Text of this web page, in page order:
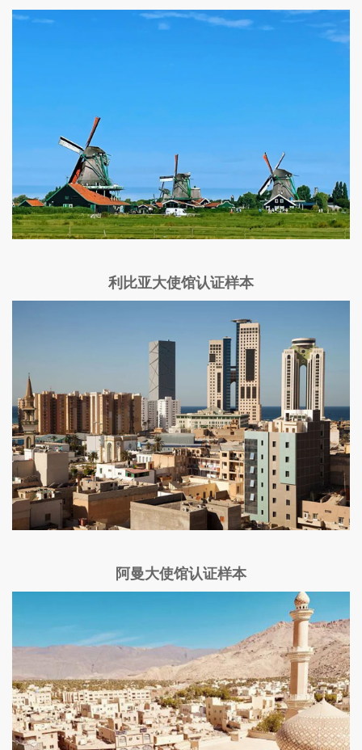
利比亚大使馆认证样本
阿曼大使馆认证样本